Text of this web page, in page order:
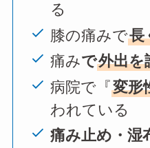
る
膝の痛みで長
痛みで外出を
病院で『変形
われている
痛み止め・湿